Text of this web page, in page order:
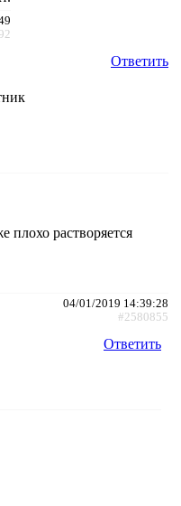
Ответить
плохо растворяется
04/01/2019 14:39:28
#2580855
Ответить